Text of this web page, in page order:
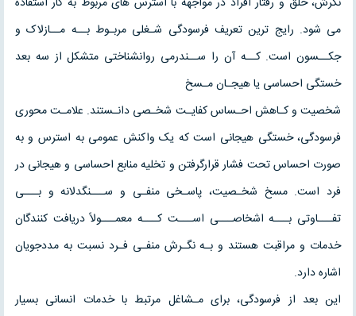
می شود. رایج ترین تعریف فرسودگی شـغلی مربـوط بــه مــازلاک و
جکــسون است. کــه آن را ســندرمی روانشناختی متشکل از سه بعد
خستگی احساسی یا هیجـان مـسخ
شخصیت و کـاهش احـساس کفایـت شخـصی دانـستند. علامـت محوری
فرسودگی، خستگی هیجانی است که یک واکنش عمومی به استرس و به
صورت احساس تحت فشار قرارگرفتن و تخلیه منابع احساسی و هیجانی در
فرد است. مسخ شخـصیت، پاسـخی منفـی و ســـنگدلانه و بـــی
تفـــاوتی بـــه اشخاصـــی اســـت کـــه معمـــولاً دریافت کنندگان
خدمات و مراقبت هستند و بـه نگـرش منفـی فـرد نسبت به مددجویان
اشاره دارد.
این بعد از فرسودگی، برای مـشاغل مرتبط با خدمات انسانی بسیار